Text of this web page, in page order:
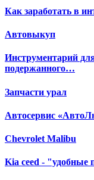
Как заработать в
Автовыкуп
Инструментарий
подержанного…
Запчасти урал
Автосервис
Chevrolet Malibu
Kia ceed - "удобные